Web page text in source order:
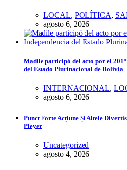
LOCAL, POLÍTICA,
agosto 6, 2026
Madile participó del acto por el
del Estado Plurinacional de Bolivia
INTERNACIONAL,
agosto 6, 2026
Punct Forte Acțiune Și Altele
Pleyer
Uncategorized
agosto 4, 2026